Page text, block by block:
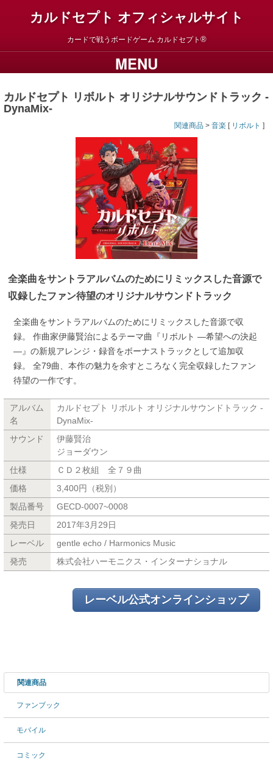
カルドセプト オフィシャルサイト
カードで戦うボードゲーム カルドセプト
MENU
カルドセプト リボルト オリジナルサウンドトラック -
DynaMix-
関連商品 > 音楽 [ リボルト ]
全楽曲をサントラアルバムのためにリミックスした音源で
収録したファン待望のオリジナルサウンドトラック
全楽曲をサントラアルバムのためにリミックスした音源で収
録。 作曲家伊藤賢治によるテーマ曲『リボルト —希望への決起
—』の新規アレンジ・録音をボーナストラックとして追加収
録。 全79曲、本作の魅力を余すところなく完全収録したファン
待望の一作です。
アルバム
名
カルドセプト リボルト オリジナルサウンドトラック -
DynaMix-
サウンド
伊藤賢治
ジョーダウン
仕様
ＣＤ２枚組 全７９曲
価格
3,400円（税別）
製品番号
GECD-0007~0008
発売日
2017年3月29日
レーベル
gentle echo / Harmonics Music
発売
株式会社ハーモニクス・インターナショナル
レーベル公式オンラインショップ
関連商品
ファンブック
モバイル
コミック